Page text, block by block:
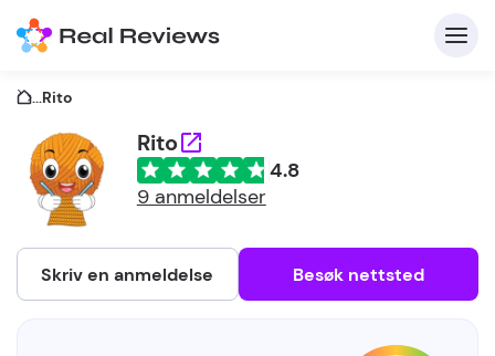
...Rito
Rito
4.8
9 anmeldelser
Skriv en anmeldelse Besøk nettsted